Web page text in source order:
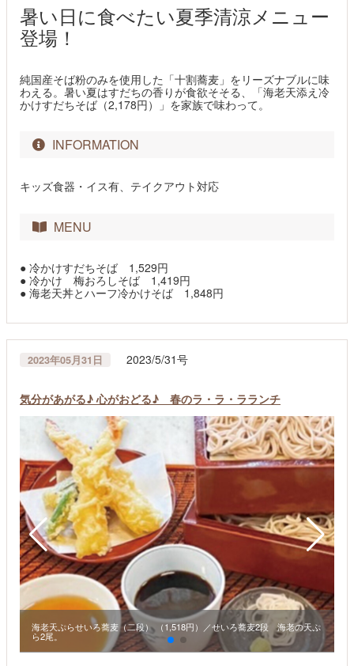
暑い日に食べたい夏季清涼メニュー
登場！
純国産そば粉のみを使用した「十割蕎麦」をリーズナブルに味
わえる。暑い夏はすだちの香りが食欲そそる、「海老天添え冷
かけすだちそば（2,178円）」を家族で味わって。
INFORMATION
キッズ食器・イス有、テイクアウト対応
MENU
● 冷かけすだちそば 1,529円
● 冷かけ 梅おろしそば 1,419円
● 海老天丼とハーフ冷かけそば 1,848円
2023年05月31日 2023/5/31号
気分があがる♪ 心がおどる♪ 春のラ・ラ・ラランチ
海老天ぷらせいろ蕎麦（二段） （1,518円）／せいろ蕎麦2段 海老の天ぷ
ら2尾。